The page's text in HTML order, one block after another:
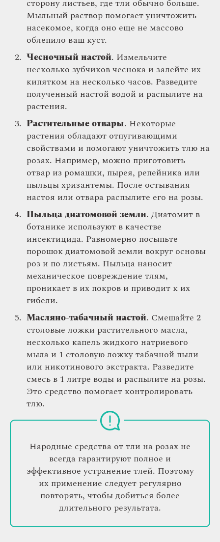
сторону листьев, где тли обычно больше.
Мыльный раствор помогает уничтожить
насекомое, когда оно еще не массово
облепило ваш куст.
Чесночный настой. Измельчите
несколько зубчиков чеснока и залейте их
кипятком на несколько часов. Разведите
полученный настой водой и распылите на
растения.
Растительные отвары. Некоторые
растения обладают отпугивающими
свойствами и помогают уничтожить тлю на
розах. Например, можно приготовить
отвар из ромашки, пырея, репейника или
пыльцы хризантемы. После остывания
настоя или отвара распылите его на розы.
Пыльца диатомовой земли. Диатомит в
ботанике используют в качестве
инсектицида. Равномерно посыпьте
порошок диатомовой земли вокруг основы
роз и по листьям. Пыльца наносит
механическое повреждение тлям,
проникает в их покров и приводит к их
гибели.
Масляно-табачный настой. Смешайте 2
столовые ложки растительного масла,
несколько капель жидкого натриевого
мыла и 1 столовую ложку табачной пыли
или никотинового экстракта. Разведите
смесь в 1 литре воды и распылите на розы.
Это средство помогает контролировать
тлю.
Народные средства от тли на розах не
всегда гарантируют полное и
эффективное устранение тлей. Поэтому
их применение следует регулярно
повторять, чтобы добиться более
длительного результата.